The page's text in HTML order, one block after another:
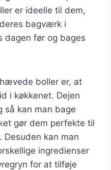
er ideelle til dem,
bagværk i
dagen før og bages
boller er, at
i køkkenet. Dejen
så kan man bage
gør dem perfekte til
Desuden kan man
ingredienser
for at tilføje